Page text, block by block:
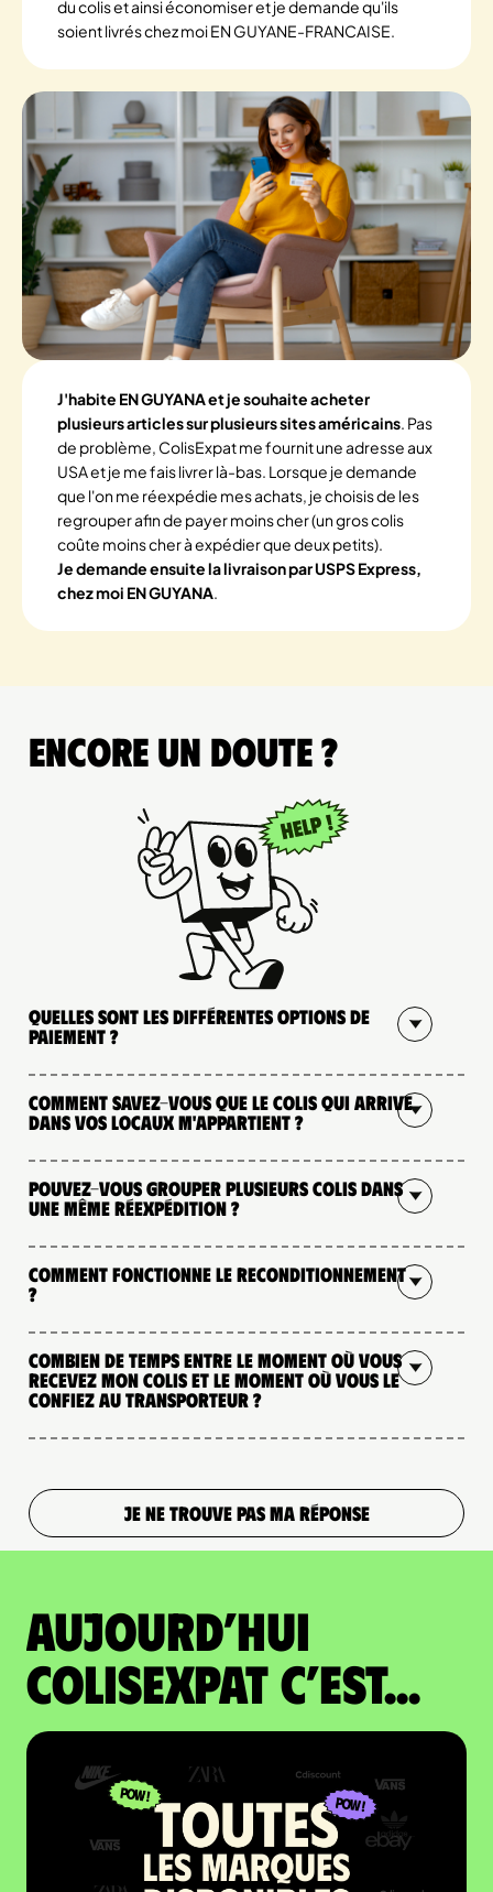
du colis et ainsi économiser et je demande qu'ils
soient livrés chez moi EN GUYANE-FRANCAISE.
J'habite EN GUYANA et je souhaite acheter
plusieurs articles sur plusieurs sites américains. Pas
de problème, ColisExpat me fournit une adresse aux
USA et je me fais livrer là-bas. Lorsque je demande
que l'on me réexpédie mes achats, je choisis de les
regrouper afin de payer moins cher (un gros colis
coûte moins cher à expédier que deux petits).
Je demande ensuite la livraison par USPS Express,
chez moi EN GUYANA.
Encore un doute ?
Quelles sont les différentes options de
paiement ?
Comment savez-vous que le colis qui arrive
dans vos locaux m'appartient ?
Pouvez-vous grouper plusieurs colis dans
une même réexpédition ?
Comment fonctionne le reconditionnement
?
Combien de temps entre le moment où vous
recevez mon colis et le moment où vous le
confiez au transporteur ?
JE NE TROUVE PAS MA RÉPONSE
Aujourd’hui
colisexpat c’est...